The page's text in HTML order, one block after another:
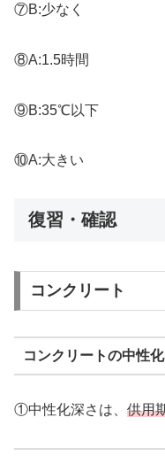
⑦B:少なく
⑧A:1.5時間
⑨B:35℃以下
⑩A:大きい
復習・確認
コンクリート
コンクリートの中性化
①中性化深さは、 供用